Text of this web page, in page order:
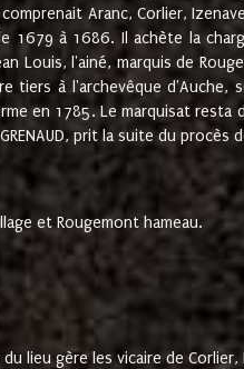
Aranc, Corlier,
1679 à 1686. Il achète la
Louis, l'ainé, marquis de
à l'archevêque d'Auche,
en 1785. Le marquisat resta
prit la suite du procès
et Rougemont hameau.
lieu gère les vicaire de